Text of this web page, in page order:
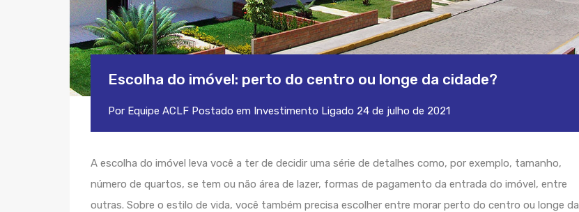
Escolha do imóvel: perto do centro ou longe da cidade?
Por Equipe ACLF Postado em Investimento Ligado 24 de julho de 2021
A escolha do imóvel leva você a ter de decidir uma série de detalhes como, por exemplo, tamanho,
número de quartos, se tem ou não área de lazer, formas de pagamento da entrada do imóvel, entre
outras. Sobre o estilo de vida, você também precisa escolher entre morar perto do centro ou longe da